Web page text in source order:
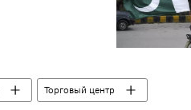
Торговый центр